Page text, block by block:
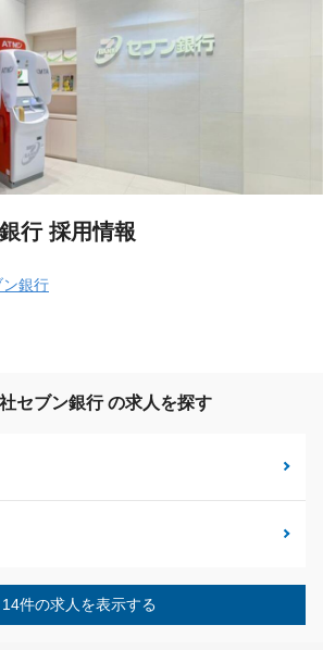
行 採用情報
銀行
セブン銀行 の求人を探す
14件の求人を表示する